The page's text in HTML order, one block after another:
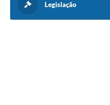
Legislação